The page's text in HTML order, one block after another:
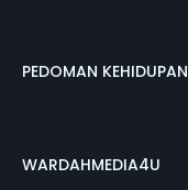
PEDOMAN KEHIDUPAN
WARDAHMEDIA4U